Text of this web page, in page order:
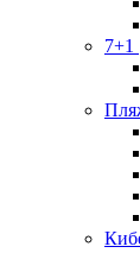
7+1